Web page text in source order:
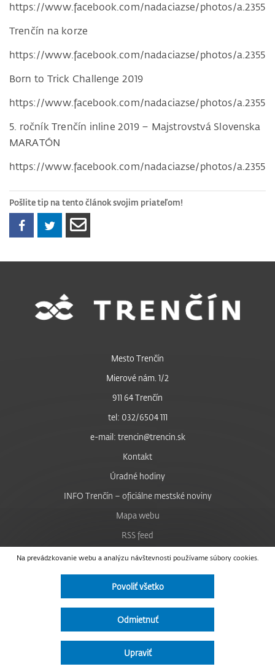
https://www.facebook.com/nadaciazse/photos/
Trenčín na korze
https://www.facebook.com/nadaciazse/photos/
Born to Trick Challenge 2019
https://www.facebook.com/nadaciazse/photos/
5. ročník Trenčín inline 2019 – Majstrovstvá Slovenska
MARATÓN
https://www.facebook.com/nadaciazse/photos/
Pošlite tip na tento článok svojim priateľom!
Na prevádzkovanie webu a analýzu návštevnosti používame súbory cookies.
Povoliť všetko
Odmietnuť
Upraviť
Mesto Trenčín
Mierové nám. 1/2
911 64 Trenčín
tel: 032/6504 111
e-mail: trencin@trencin.sk
Kontakt
Úradné hodiny
INFO Trenčín – oficiálne mestské noviny
Mapa webu
RSS feed
Nastavenie cookies
Facebook
Instagram
Vyhlásenie o prístupnosti